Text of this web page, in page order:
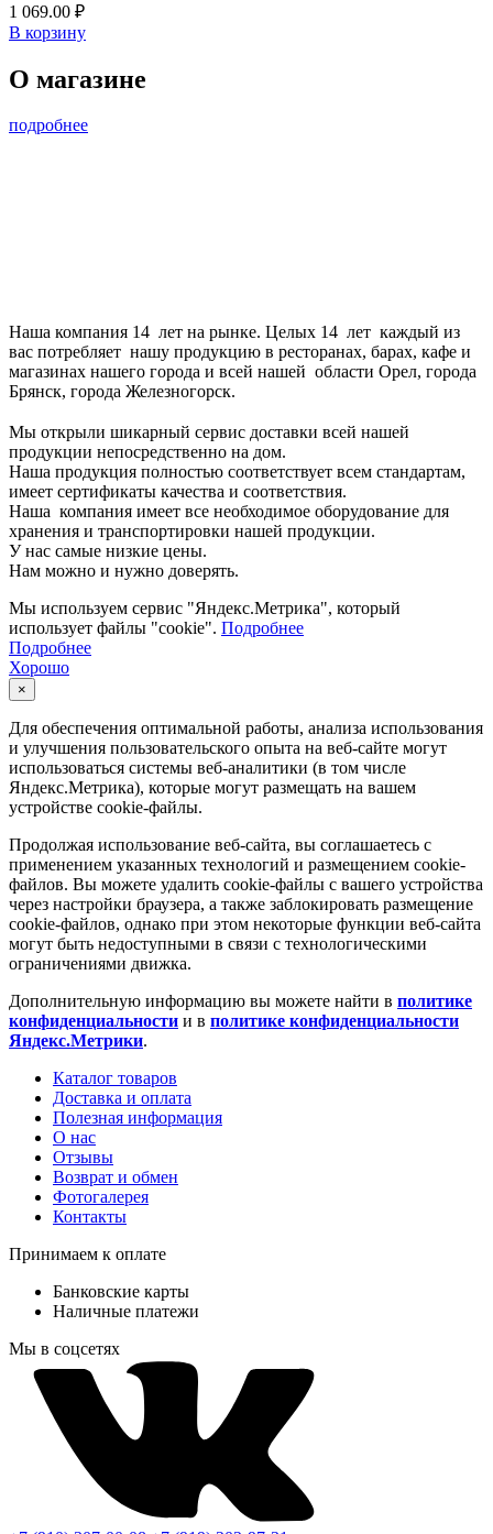
1 069.00 ₽
В корзину
О магазине
подробнее
Наша компания 14 лет на рынке. Целых 14 лет каждый из
вас потребляет нашу продукцию в ресторанах, барах, кафе и
магазинах нашего города и всей нашей области Орел, города
Брянск, города Железногорск.
Мы открыли шикарный сервис доставки всей нашей
продукции непосредственно на дом.
Наша продукция полностью соответствует всем стандартам,
имеет сертификаты качества и соответствия.
Наша компания имеет все необходимое оборудование для
хранения и транспортировки нашей продукции.
У нас самые низкие цены.
Нам можно и нужно доверять.
Мы используем сервис "Яндекс.Метрика", который
использует файлы "cookie". Подробнее
Подробнее
Хорошо
×
Для обеспечения оптимальной работы, анализа использования
и улучшения пользовательского опыта на веб-сайте могут
использоваться системы веб-аналитики (в том числе
Яндекс.Метрика), которые могут размещать на вашем
устройстве cookie-файлы.
Продолжая использование веб-сайта, вы соглашаетесь с
применением указанных технологий и размещением cookie-
файлов. Вы можете удалить cookie-файлы с вашего устройства
через настройки браузера, а также заблокировать размещение
cookie-файлов, однако при этом некоторые функции веб-сайта
могут быть недоступными в связи с технологическими
ограничениями движка.
Дополнительную информацию вы можете найти в политике
конфиденциальности и в политике конфиденциальности
Яндекс.Метрики.
Каталог товаров
Доставка и оплата
Полезная информация
О нас
Отзывы
Возврат и обмен
Фотогалерея
Контакты
Принимаем к оплате
Банковские карты
Наличные платежи
Мы в соцсетях